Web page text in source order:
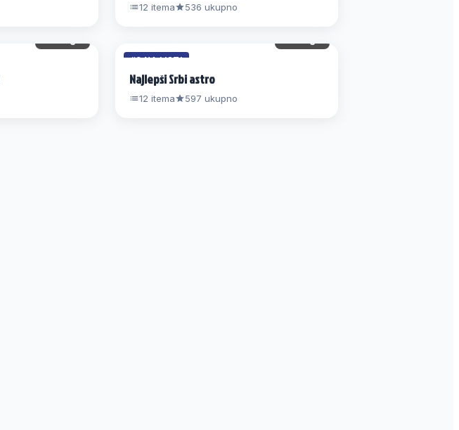
12 itema 536 ukupno
#8 NA LISTI
Najlepši Srbi astro
12 itema 597 ukupno